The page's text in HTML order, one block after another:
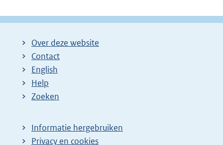
Over deze website
Contact
English
Help
Zoeken
Informatie hergebruiken
Privacy en cookies